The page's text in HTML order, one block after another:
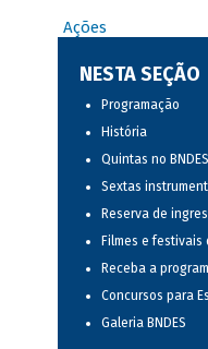
Ações
NESTA SEÇÃO
Programação
História
Quintas no BNDES
Sextas
Reserva de
Filmes e festivais
Receba a
Concursos para
Galeria BNDES